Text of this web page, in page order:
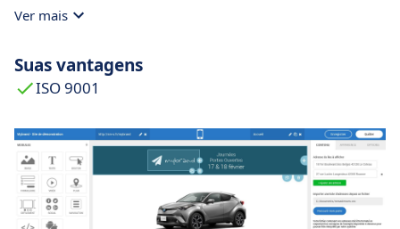
Ver mais
Suas vantagens
ISO 9001